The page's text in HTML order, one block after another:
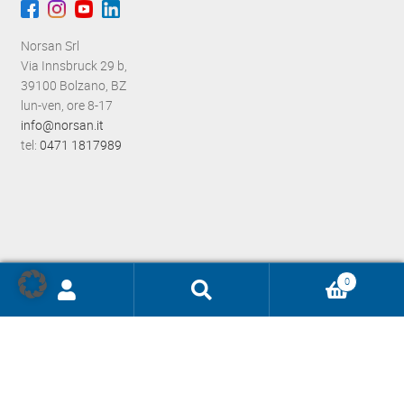
Norsan Srl
Via Innsbruck 29 b,
39100 Bolzano, BZ
lun-ven, ore 8-17
info@norsan.it
tel: 0471 1817989
Ricerca
0